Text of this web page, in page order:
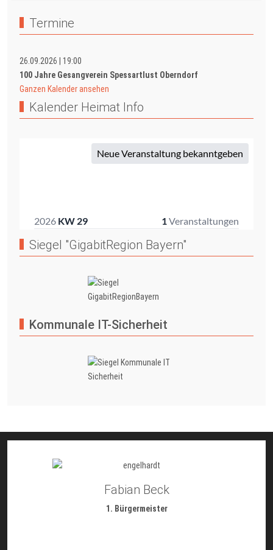
Termine
26.09.2026
19:00
100 Jahre Gesangverein Spessartlust Oberndorf
Ganzen Kalender ansehen
Kalender Heimat Info
Siegel "GigabitRegion Bayern"
Kommunale IT-Sicherheit
Fabian Beck
1. Bürgermeister